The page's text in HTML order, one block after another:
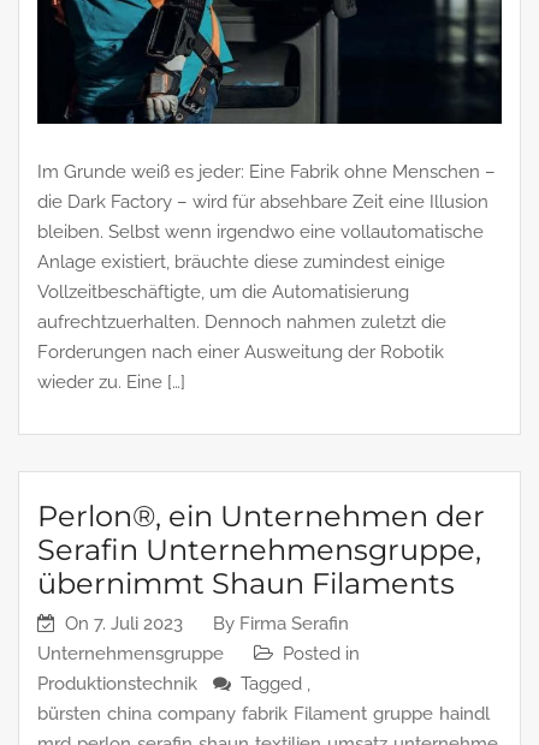
Im Grunde weiß es jeder: Eine Fabrik ohne Menschen –
die Dark Factory – wird für absehbare Zeit eine Illusion
bleiben. Selbst wenn irgendwo eine vollautomatische
Anlage existiert, bräuchte diese zumindest einige
Vollzeitbeschäftigte, um die Automatisierung
aufrechtzuerhalten. Dennoch nahmen zuletzt die
Forderungen nach einer Ausweitung der Robotik
wieder zu. Eine […]
Perlon®, ein Unternehmen der
Serafin Unternehmensgruppe,
übernimmt Shaun Filaments
On 7. Juli 2023 By Firma Serafin
Unternehmensgruppe
Posted in
Produktionstechnik
Tagged ,
bürsten china company fabrik Filament gruppe haindl